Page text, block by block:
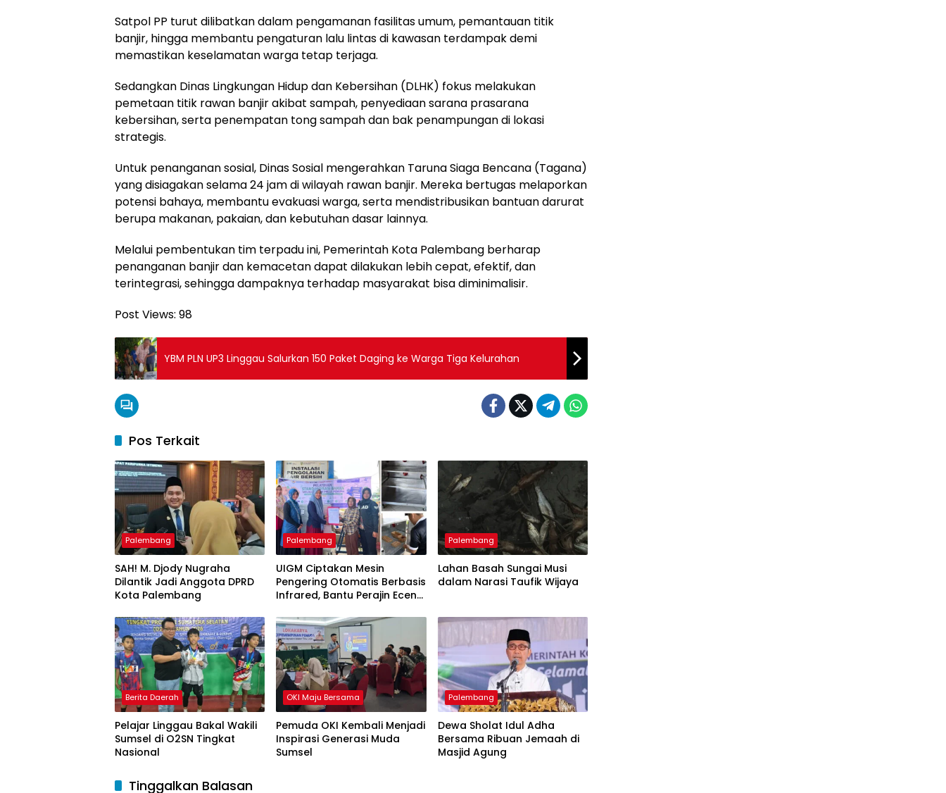
Satpol PP turut dilibatkan dalam pengamanan fasilitas umum, pemantauan titik
banjir, hingga membantu pengaturan lalu lintas di kawasan terdampak demi
memastikan keselamatan warga tetap terjaga.
Sedangkan Dinas Lingkungan Hidup dan Kebersihan (DLHK) fokus melakukan
pemetaan titik rawan banjir akibat sampah, penyediaan sarana prasarana
kebersihan, serta penempatan tong sampah dan bak penampungan di lokasi
strategis.
Untuk penanganan sosial, Dinas Sosial mengerahkan Taruna Siaga Bencana (Tagana)
yang disiagakan selama 24 jam di wilayah rawan banjir. Mereka bertugas melaporkan
potensi bahaya, membantu evakuasi warga, serta mendistribusikan bantuan darurat
berupa makanan, pakaian, dan kebutuhan dasar lainnya.
Melalui pembentukan tim terpadu ini, Pemerintah Kota Palembang berharap
penanganan banjir dan kemacetan dapat dilakukan lebih cepat, efektif, dan
terintegrasi, sehingga dampaknya terhadap masyarakat bisa diminimalisir.
Post Views: 98
YBM PLN UP3 Linggau Salurkan 150 Paket Daging ke Warga Tiga Kelurahan
Pos Terkait
Palembang
SAH! M. Djody Nugraha
Dilantik Jadi Anggota DPRD
Kota Palembang
Palembang
UIGM Ciptakan Mesin
Pengering Otomatis Berbasis
Infrared, Bantu Perajin Eceng
Palembang
Lahan Basah Sungai Musi
dalam Narasi Taufik Wijaya
Berita Daerah
Pelajar Linggau Bakal Wakili
Sumsel di O2SN Tingkat
Nasional
OKI Maju Bersama
Pemuda OKI Kembali Menjadi
Inspirasi Generasi Muda
Sumsel
Palembang
Dewa Sholat Idul Adha
Bersama Ribuan Jemaah di
Masjid Agung
Tinggalkan Balasan